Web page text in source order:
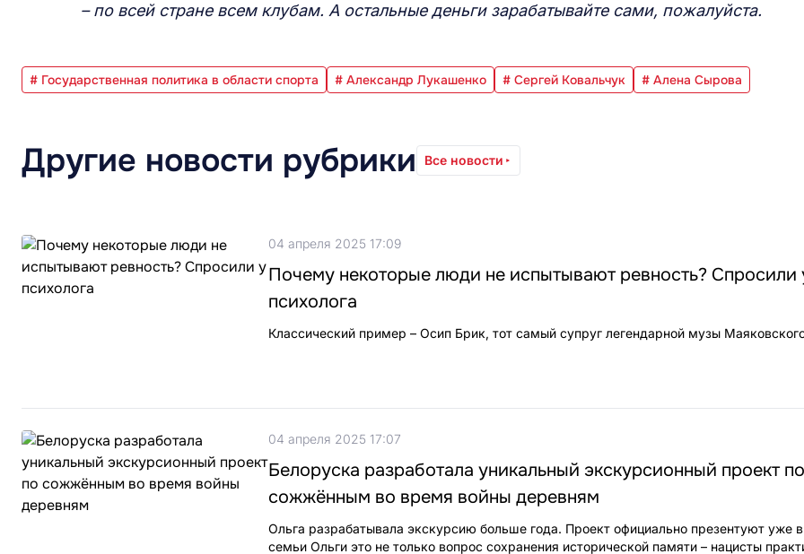
– по всей стране всем клубам. А остальные деньги зарабатывайте сами, пожалуйста.
# Государственная политика в области спорта # Александр Лукашенко # Сергей Ковальчук # Алена Сырова
Другие новости рубрики Все новости
04 апреля 2025 17:09
Почему некоторые люди не испытывают ревность? Спросили
психолога
Классический пример – Осип Брик, тот самый супруг легендарной музы
04 апреля 2025 17:07
Белоруска разработала уникальный экскурсионный проект по
сожжённым во время войны деревням
Ольга разрабатывала экскурсию больше года. Проект официально презентуют уже
семьи Ольги это не только вопрос сохранения исторической памяти – нацисты